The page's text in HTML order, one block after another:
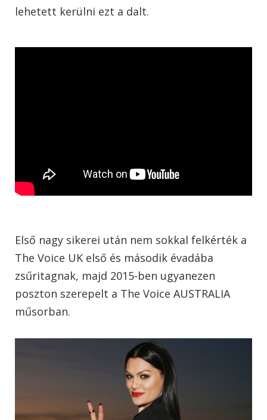
lehetett kerülni ezt a dalt.
Első nagy sikerei után nem sokkal felkérték a
The Voice UK első és második évadába
zsűritagnak, majd 2015-ben ugyanezen
poszton szerepelt a The Voice AUSTRALIA
műsorban.